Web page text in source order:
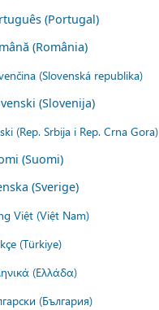
(Portugal)
(România)
(Slovenská republika)
(Slovenija)
(Rep. Srbija i Rep. Crna Gora)
(Suomi)
(Sverige)
Việt (Việt Nam)
(Türkiye)
(Ελλάδα)
(България)